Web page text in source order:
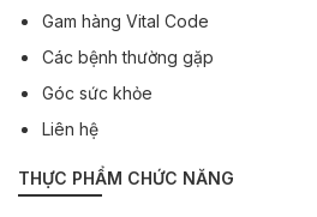
Gam hàng Vital Code
Các bệnh thường gặp
Góc sức khỏe
Liên hệ
THỰC PHẨM CHỨC NĂNG